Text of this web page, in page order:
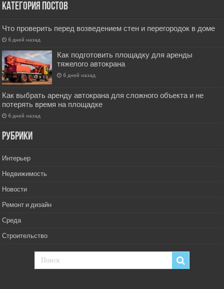
Категория постов
Что проверить перед возведением стен и перегородок в доме
6 дней назад
Как подготовить площадку для аренды
тяжелого автокрана
6 дней назад
Как выбрать аренду автокрана для сложного объекта и не
потерять время на площадке
6 дней назад
РУбрики
Интерьер
Недвижимость
Новости
Ремонт и дизайн
Среда
Строительство